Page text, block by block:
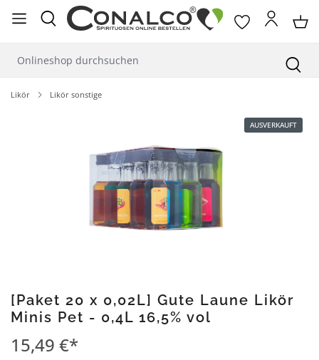
springen
Likör Likör sonstige
AUSVERKAUFT
[Paket 20 x 0,02L] Gute Laune Likör
Minis Pet - 0,4L 16,5% vol
15,49 €*